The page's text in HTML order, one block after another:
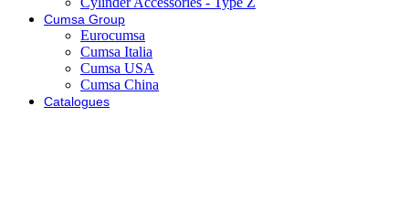
Cumsa Group
Eurocumsa
Cumsa Italia
Cumsa USA
Cumsa China
Catalogues